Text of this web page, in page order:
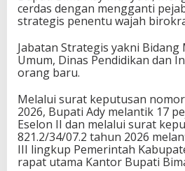
n
S
r
a
g
i
s
cerdas dengan mengganti
strategis penentu wajah
Jabatan Strategis yakni Bidang
Umum, Dinas Pendidikan dan
orang baru.
Melalui surat keputusan
2026, Bupati Ady melantik 17
Eselon II dan melalui surat
821.2/34/07.2 tahun 2026
III lingkup Pemerintah
rapat utama Kantor Bupati